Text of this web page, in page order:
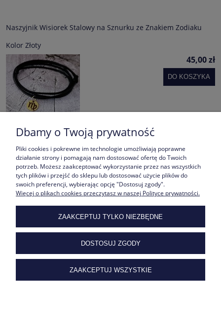
Naszyjnik Wisiorek Stalowy na Sznurku ze Znakiem Zodiaku
Kolor Złoty
45,00 zł
DO KOSZYKA
Perłowa Bransoletka z Serduszkiem Stal Kolor Złoty / Dowolny
Grawer
79,00 zł
POWIADOM O DOSTĘPNOŚCI
Dbamy o Twoją prywatność
Pliki cookies i pokrewne im technologie umożliwiają poprawne
działanie strony i pomagają nam dostosować ofertę do Twoich
potrzeb. Możesz zaakceptować wykorzystanie przez nas wszystkich
tych plików i przejść do sklepu lub dostosować użycie plików do
swoich preferencji, wybierając opcję "Dostosuj zgody".
Więcej o plikach cookies przeczytasz w naszej Polityce prywatności.
ZAAKCEPTUJ TYLKO NIEZBĘDNE
DOSTOSUJ ZGODY
ZAAKCEPTUJ WSZYSTKIE